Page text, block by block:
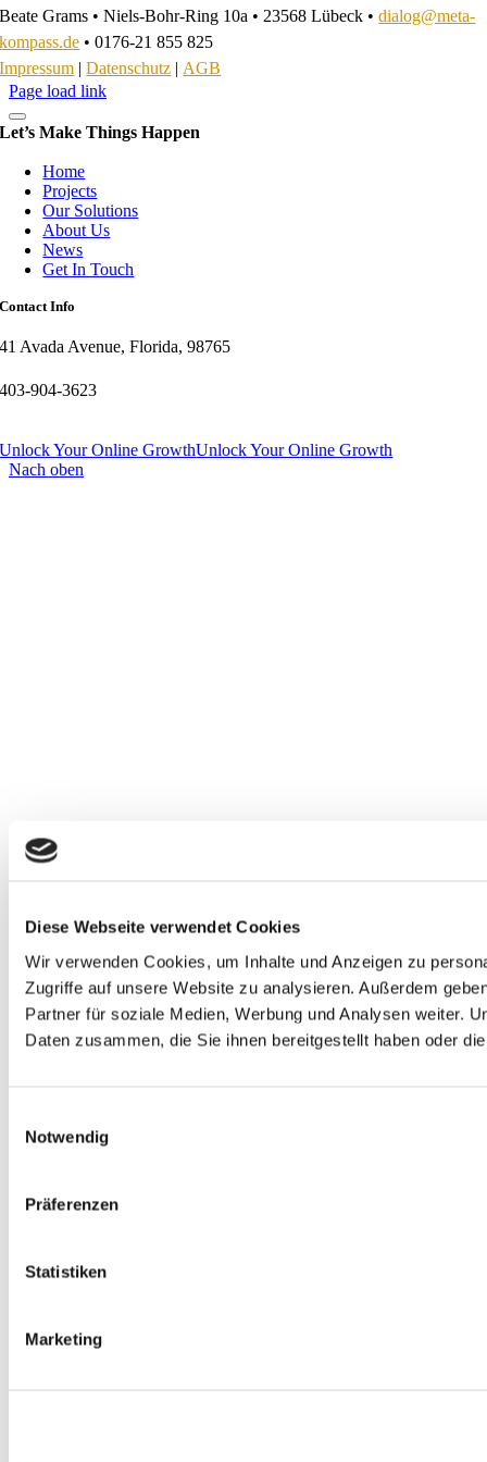
Diese Webseite verwendet Cookies
Wir verwenden Cookies, um Inhalte und Anzeigen zu
Zugriffe auf unsere Website zu analysieren. Außerdem
Partner für soziale Medien, Werbung und Analysen weiter.
Daten zusammen, die Sie ihnen bereitgestellt haben oder
Notwendig
Präferenzen
Statistiken
Marketing
Beate Grams • Niels-Bohr-Ring 10a • 23568 Lübeck •dialog@meta-
kompass.de • 0176-21 855 825
Impressum |Datenschutz | AGB
Page load link
Let’s Make Things Happen
Home
Projects
Our Solutions
About Us
News
Get In Touch
Contact Info
41 Avada Avenue, Florida, 98765
403-904-3623
Unlock Your Online GrowthUnlock Your Online Growth
Nach oben